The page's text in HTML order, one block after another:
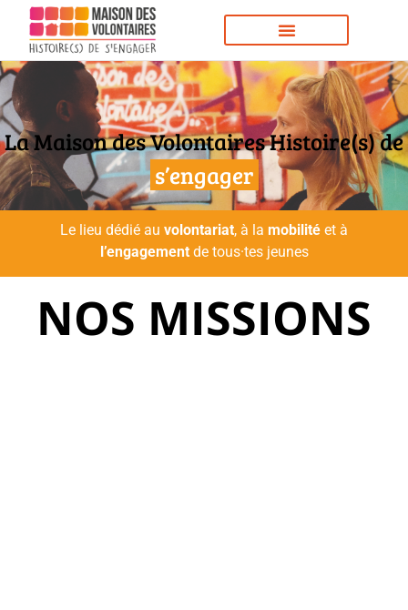
La Maison des Volontaires Histoire(s) de
s’engager
Le lieu dédié au volontariat, à la mobilité et à
l’engagementde tous·tes jeunes
NOS MISSIONS